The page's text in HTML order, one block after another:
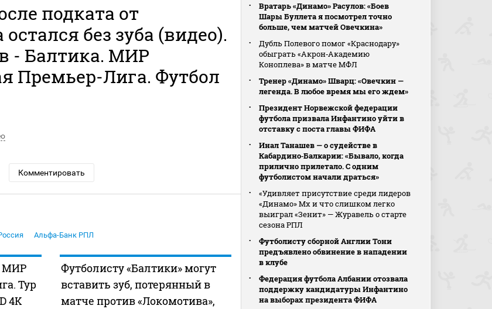
подката от
без зуба (видео).
- Балтика. МИР
Премьер-Лига. Футбол
Комментировать
Альфа-Банк РПЛ
МИР
Тур
4K
Футболисту «Балтики» могут
вставить зуб, потерянный в
матче против «Локомотива»,
Вратарь «Динамо» Расулов: «Боев
Шары Буллета я посмотрел точно
больше, чем матчей Овечкина»
Дубль Полевого помог «Краснодару»
обыграть «Акрон‑Академию
Коноплева» в матче МФЛ
Тренер «Динамо» Шварц: «Овечкин —
легенда. В любое время мы его ждем»
Президент Норвежской федерации
футбола призвала Инфантино уйти в
отставку с поста главы ФИФА
Инал Танашев — о судействе в
Кабардино‑Балкарии: «Бывало, когда
прилично прилетало. С одним
футболистом начали драться»
«Удивляет присутствие среди лидеров
«Динамо» Мх и что слишком легко
выиграл «Зенит» — Журавель о старте
сезона РПЛ
Футболисту сборной Англии Тони
предъявлено обвинение в нападении
в клубе
Федерация футбола Албании отозвала
поддержку кандидатуры Инфантино
на выборах президента ФИФА